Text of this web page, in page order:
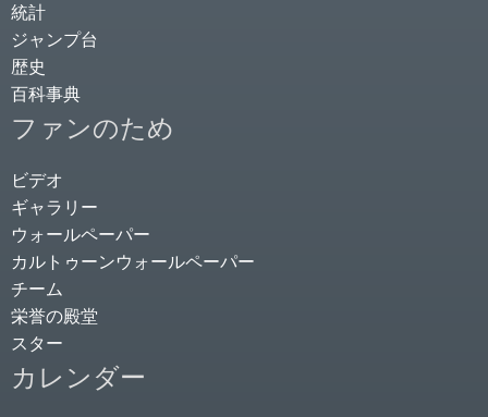
統計
ジャンプ台
歴史
百科事典
ファンのため
ビデオ
ギャラリー
ウォールペーパー
カルトゥーンウォールペーパー
チーム
栄誉の殿堂
スター
カレンダー